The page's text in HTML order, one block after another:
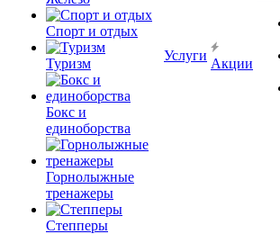
Спорт и отдых
Туризм
Бокс и
единоборства
Горнолыжные
тренажеры
Степперы
Услуги
Акции